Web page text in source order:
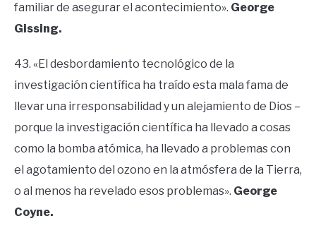
familiar de asegurar el acontecimiento». George
Gissing.
43. «El desbordamiento tecnológico de la
investigación científica ha traído esta mala fama de
llevar una irresponsabilidad y un alejamiento de Dios –
porque la investigación científica ha llevado a cosas
como la bomba atómica, ha llevado a problemas con
el agotamiento del ozono en la atmósfera de la Tierra,
o al menos ha revelado esos problemas». George
Coyne.